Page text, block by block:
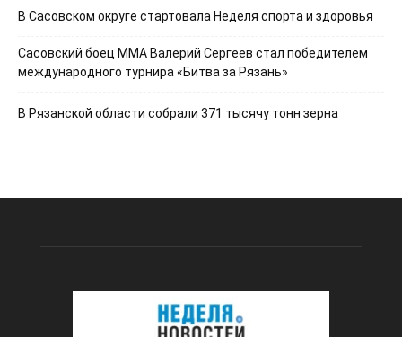
В Сасовском округе стартовала Неделя спорта и здоровья
Сасовский боец ММА Валерий Сергеев стал победителем
международного турнира «Битва за Рязань»
В Рязанской области собрали 371 тысячу тонн зерна